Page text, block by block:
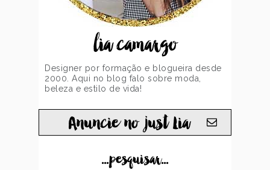
lia camargo
Designer por formação e blogueira desde
2000. Aqui no blog falo sobre moda,
beleza e estilo de vida!
Anuncie no just Lia
...pesquisar...